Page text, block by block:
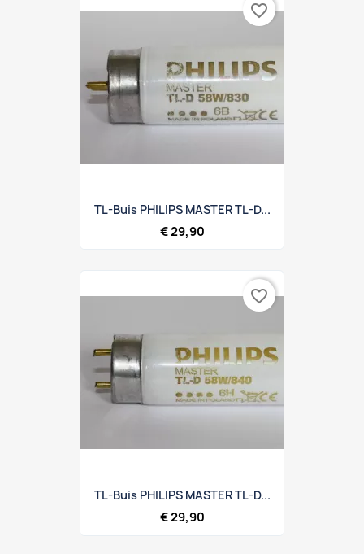
TL-Buis PHILIPS MASTER TL-D...
€ 29,90
favorite_border
TL-Buis PHILIPS MASTER TL-D...
€ 29,90
favorite_border